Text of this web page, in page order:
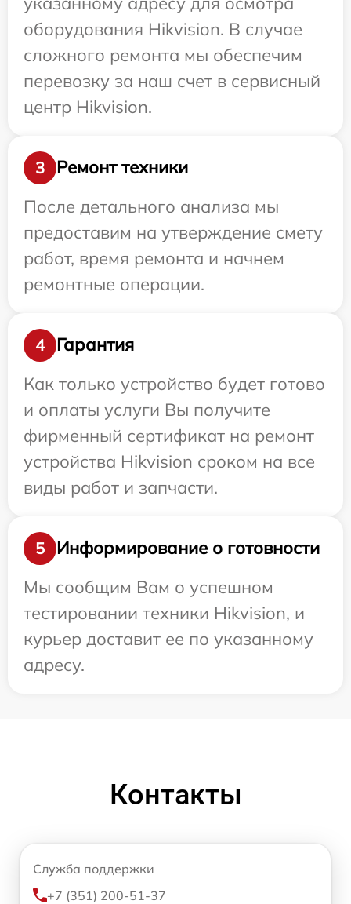
оборудования Hikvision. В случае
сложного ремонта мы обеспечим
перевозку за наш счет в сервисный
центр Hikvision.
3
Ремонт техники
После детального анализа мы
предоставим на утверждение смету
работ, время ремонта и начнем
ремонтные операции.
4
Гарантия
Как только устройство будет готово
и оплаты услуги Вы получите
фирменный сертификат на ремонт
устройства Hikvision сроком на все
виды работ и запчасти.
5
Информирование о готовности
Мы сообщим Вам о успешном
тестировании техники Hikvision, и
курьер доставит ее по указанному
адресу.
Контакты
Служба поддержки
+7 (351) 200-51-37